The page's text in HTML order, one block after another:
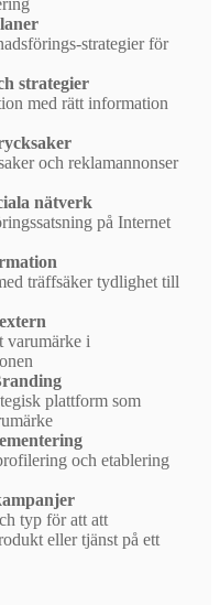
strategier för
strategier
med rätt information
och reklamannonser
nätverk
på Internet
träffsäker tydlighet till
varumärke i
plattform som
och etablering
typ för att att
eller tjänst på ett